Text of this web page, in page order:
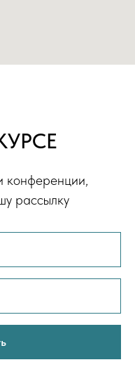
конференции,
рассылку